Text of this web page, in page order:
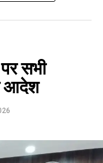
सभी
आदेश